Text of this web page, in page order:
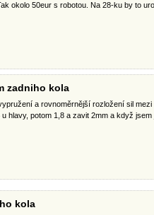
okolo 50eur s robotou. Na 28-ku by to
zadniho kola
a rovnoměrnější rozložení sil
hlavy, potom 1,8 a zavit 2mm a když
kola